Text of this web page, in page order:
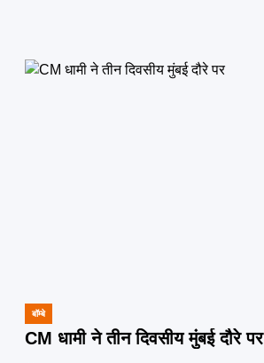
POSTED
IN
बॉम्बे
CM धामी ने तीन दिवसीय मुंबई दौरे पर